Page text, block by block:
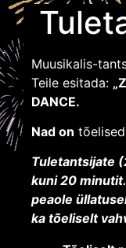
Muusikalis-
Teile esitada:
DANCE.
Nad on
Tuletantsijate
kuni 20
peaole
ka tõeliselt